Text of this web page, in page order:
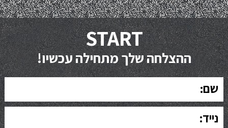
START
ההצלחה שלך מתחילה עכשיו!